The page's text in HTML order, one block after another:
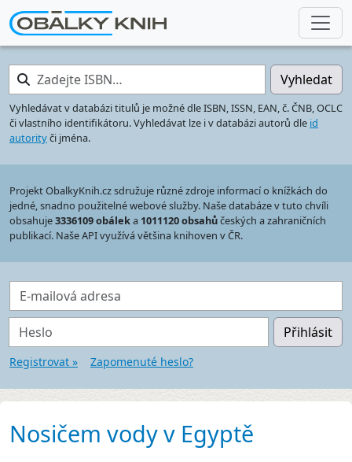
Zadejte ISBN… Vyhledat
Vyhledávat v databázi titulů je možné dle ISBN, ISSN, EAN, č. ČNB, OCLC
či vlastního identifikátoru. Vyhledávat lze i v databázi autorů dle id
autorityči jména.
Projekt ObalkyKnih.cz sdružuje různé zdroje informací o knížkách do
jedné, snadno použitelné webové služby. Naše databáze v tuto chvíli
obsahuje3336109 obáleka 1011120 obsahůčeských a zahraničních
publikací. Naše API využívá většina knihoven v ČR.
E-mailová adresa
Heslo Přihlásit
Registrovat » Zapomenuté heslo?
Nosičem vody v Egyptě